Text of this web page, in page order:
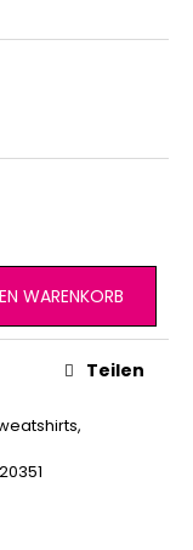
WARENKORB
Teilen